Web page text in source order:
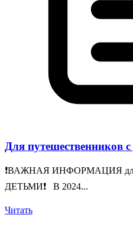
Для путешественников
❗️ВАЖНАЯ ИНФОРМАЦИЯ для
ДЕТЬМИ❗️ В 2024...
Читать